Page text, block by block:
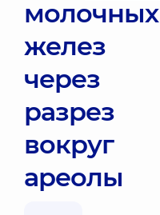
молочных
желез
через
разрез
вокруг
ареолы